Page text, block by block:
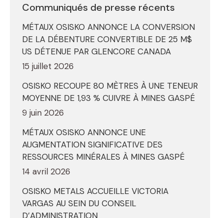
Communiqués de presse récents
MÉTAUX OSISKO ANNONCE LA CONVERSION
DE LA DÉBENTURE CONVERTIBLE DE 25 M$
US DÉTENUE PAR GLENCORE CANADA
15 juillet 2026
OSISKO RECOUPE 80 MÈTRES À UNE TENEUR
MOYENNE DE 1,93 % CUIVRE À MINES GASPÉ
9 juin 2026
MÉTAUX OSISKO ANNONCE UNE
AUGMENTATION SIGNIFICATIVE DES
RESSOURCES MINÉRALES À MINES GASPÉ
14 avril 2026
OSISKO METALS ACCUEILLE VICTORIA
VARGAS AU SEIN DU CONSEIL
D’ADMINISTRATION